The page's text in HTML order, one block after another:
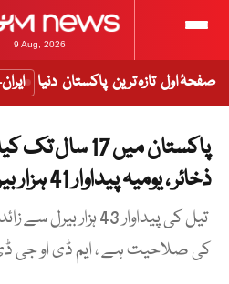
9 Aug, 2026
صفحۂ اول تازہ ترین پاکستان دنیا
پاکستان میں
ذخائر ، یومیہ پیداوار 41 ہزار بیرل
تیل کی پیداوار 43
کی صلاحیت ہے ، ایم ڈی او جی